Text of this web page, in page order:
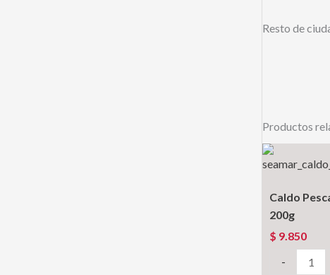
Resto de
Productos
Caldo
200g
$ 9.850
-